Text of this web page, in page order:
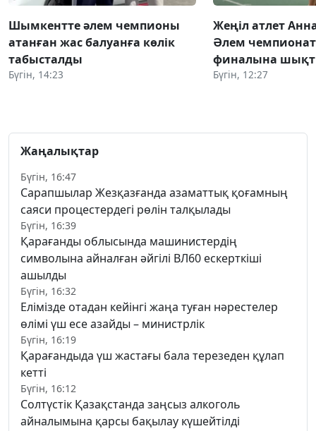
Шымкентте әлем чемпионы
атанған жас балуанға көлік
табысталды
Бүгін, 14:23
Жеңіл атлет
Әлем
финалына
Бүгін, 12:27
Жаңалықтар
Бүгін, 16:47
Сарапшылар Жезқазғанда азаматтық қоғамның
саяси процестердегі рөлін талқылады
Бүгін, 16:39
Қарағанды облысында машинистердің
символына айналған әйгілі ВЛ60 ескерткіші
ашылды
Бүгін, 16:32
Елімізде отадан кейінгі жаңа туған нәрестелер
өлімі үш есе азайды – министрлік
Бүгін, 16:19
Қарағандыда үш жастағы бала терезеден құлап
кетті
Бүгін, 16:12
Солтүстік Қазақстанда заңсыз алкоголь
айналымына қарсы бақылау күшейтілді